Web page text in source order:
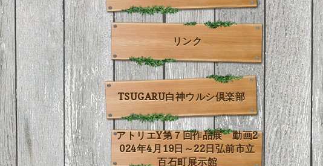
リンク
TSUGARU白神ウルシ倶楽部
アトリエY第７回作品展 動画2
024年4月19日～22日弘前市立
百石町展示館